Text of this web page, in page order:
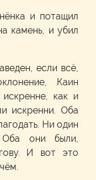
и потащил
камень, и убил
если всё,
Каин
как и
искренни. Оба
Ни один
они были,
И вот это